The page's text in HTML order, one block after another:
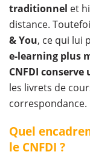
traditionnel et
distance.
& You, ce qui lui
e-learning plus
CNFDI
les livrets de
correspondance.
Quel
le CNFDI ?